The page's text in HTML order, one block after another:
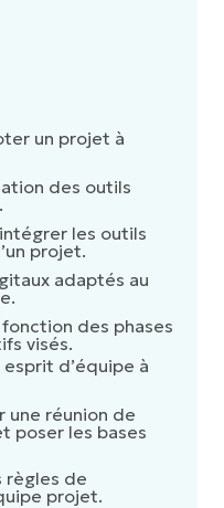
un projet à
des outils
les outils
projet.
adaptés au
des phases
visés.
d’équipe à
une réunion de
poser les bases
règles de
projet.